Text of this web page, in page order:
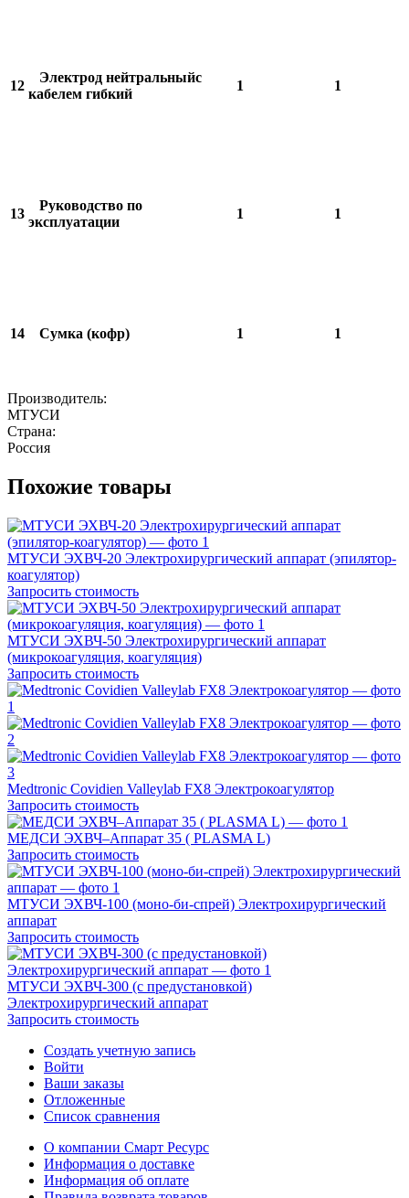
12
Электрод нейтральныйс
кабелем гибкий
1 1
13
Руководство по
эксплуатации
1 1
14 Сумка (кофр) 1 1
Производитель:
МТУСИ
Страна:
Россия
Похожие товары
МТУСИ ЭХВЧ-20 Электрохирургический аппарат (эпилятор-
коагулятор)
Запросить стоимость
МТУСИ ЭХВЧ-50 Электрохирургический аппарат
(микрокоагуляция, коагуляция)
Запросить стоимость
Medtronic Covidien Valleylab FX8 Электрокоагулятор
Запросить стоимость
МЕДСИ ЭХВЧ–Аппарат 35 ( PLASMA L)
Запросить стоимость
МТУСИ ЭХВЧ-100 (моно-би-спрей) Электрохирургический
аппарат
Запросить стоимость
МТУСИ ЭХВЧ-300 (с предустановкой)
Электрохирургический аппарат
Запросить стоимость
Создать учетную запись
Войти
Ваши заказы
Отложенные
Список сравнения
О компании Смарт Ресурс
Информация о доставке
Информация об оплате